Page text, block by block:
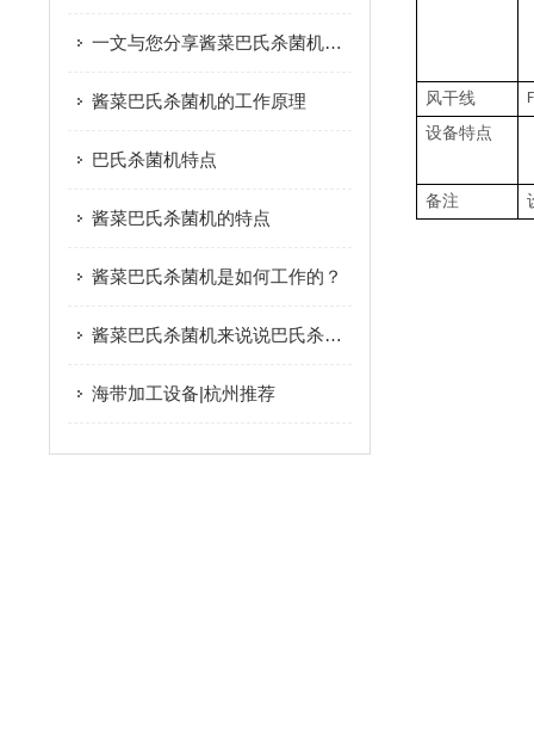
一文与您分享酱菜巴氏杀菌机的结构组成
酱菜巴氏杀菌机的工作原理
巴氏杀菌机特点
酱菜巴氏杀菌机的特点
酱菜巴氏杀菌机是如何工作的？
酱菜巴氏杀菌机来说说巴氏杀菌机的历史由来
海带加工设备|杭州推荐
风干线
设备特点
备注